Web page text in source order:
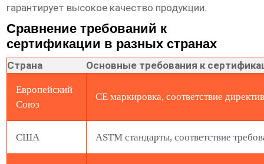
гарантирует высокое качество продукции.
Сравнение требований к
сертификации в разных странах
Страна Основные требования к
Европейский
Союз
CE маркировка, соответствие
США ASTM стандарты, соответствие